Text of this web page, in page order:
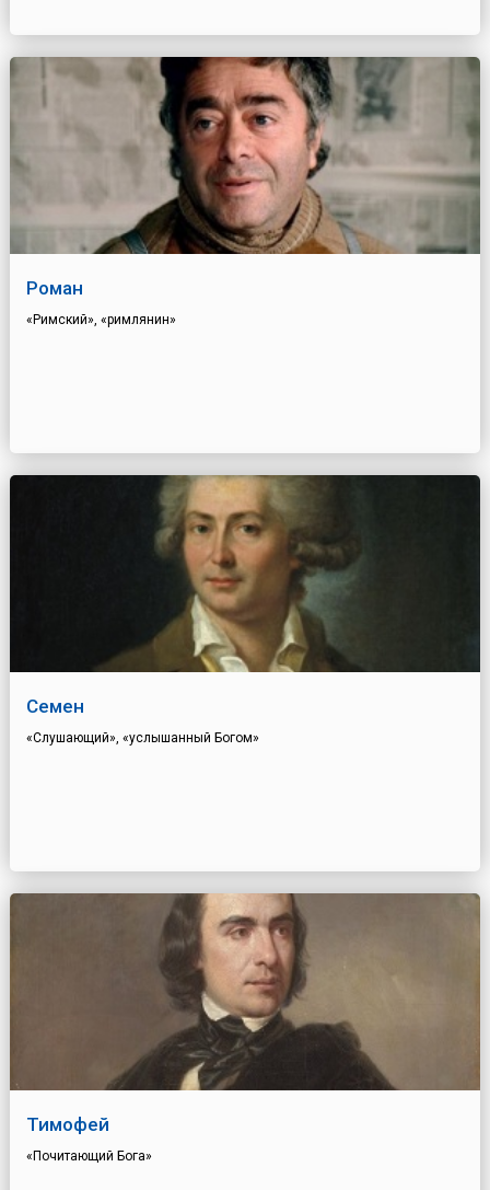
Роман
«Римский», «римлянин»
Семен
«Слушающий», «услышанный Богом»
Тимофей
«Почитающий Бога»